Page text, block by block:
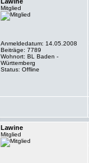
Mitglied
Anmeldedatum: 14.05.2008
Beiträge: 7789
Wohnort: BL Baden -
Württemberg
Status: Offline
Lawine
Mitglied